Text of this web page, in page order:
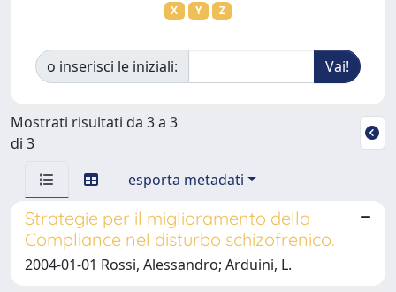
X
Y Z
o inserisci le iniziali:
Mostrati risultati da 3 a 3
di 3
esporta metadati
Strategie per il miglioramento della
Compliance nel disturbo schizofrenico.
2004-01-01 Rossi, Alessandro; Arduini, L.